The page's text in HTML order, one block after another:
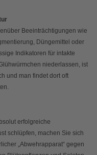
Beeinträchtigungen wie
Düngemittel oder
Indikatoren für intakte
niederlassen, ist
und man findet dort oft
erfolgreiche
schlüpfen, machen Sie sich
„Abwehrapparat“ gegen